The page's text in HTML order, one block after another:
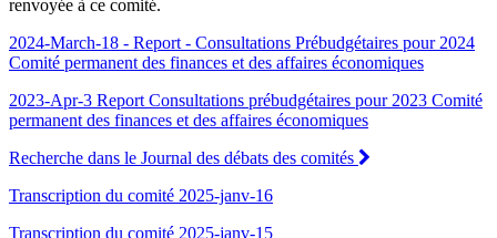
renvoyée à ce comité.
2024-March-18 - Report - Consultations Prébudgétaires pour 2024
Comité permanent des finances et des affaires économiques
2023-Apr-3 Report Consultations prébudgétaires pour 2023 Comité
permanent des finances et des affaires économiques
Recherche dans le Journal des débats des comités
Transcription du comité 2025-janv-16
Transcription du comité 2025-janv-15